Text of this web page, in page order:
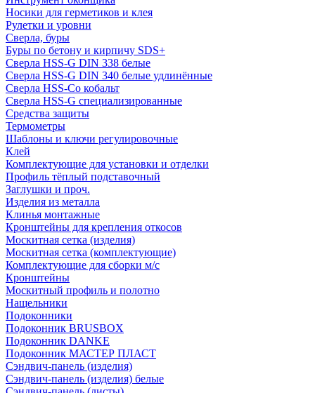
Носики для герметиков и клея
Рулетки и уровни
Сверла, буры
Буры по бетону и кирпичу SDS+
Сверла HSS-G DIN 338 белые
Сверла HSS-G DIN 340 белые удлинённые
Сверла HSS-Co кобальт
Сверла HSS-G специализированные
Средства защиты
Термометры
Шаблоны и ключи регулировочные
Клей
Комплектующие для установки и отделки
Профиль тёплый подставочный
Заглушки и проч.
Изделия из металла
Клинья монтажные
Кронштейны для крепления откосов
Москитная сетка (изделия)
Москитная сетка (комплектующие)
Комплектующие для сборки м/с
Кронштейны
Москитный профиль и полотно
Нащельники
Подоконники
Подоконник BRUSBOX
Подоконник DANKE
Подоконник МАСТЕР ПЛАСТ
Сэндвич-панель (изделия)
Сэндвич-панель (изделия) белые